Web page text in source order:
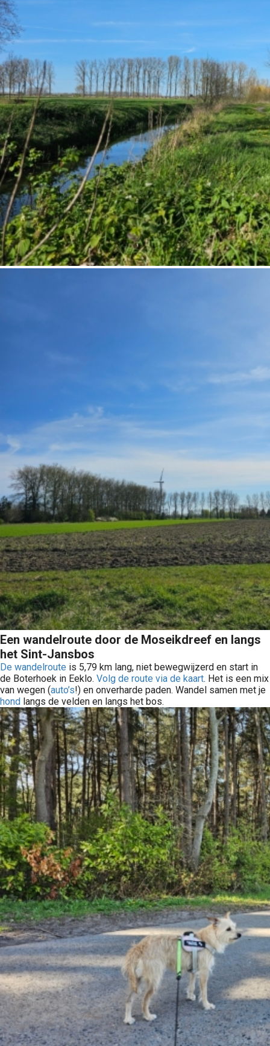
Een wandelroute door de Moseikdreef en langs
het Sint-Jansbos
De wandelroute is 5,79 km lang, niet bewegwijzerd en start in
de Boterhoek in Eeklo. Volg de route via de kaart. Het is een mix
van wegen (auto’s!) en onverharde paden. Wandel samen met je
hond langs de velden en langs het bos.